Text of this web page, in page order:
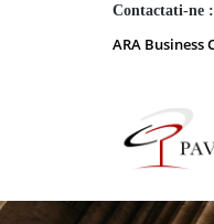
Contactati-ne :
ARA Business